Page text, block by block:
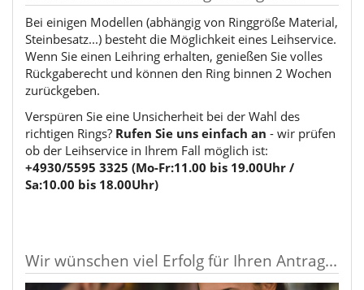
Bei einigen Modellen (abhängig von Ringgröße Material,
Steinbesatz...) besteht die Möglichkeit eines Leihservice.
Wenn Sie einen Leihring erhalten, genießen Sie volles
Rückgaberecht und können den Ring binnen 2 Wochen
zurückgeben.
Verspüren Sie eine Unsicherheit bei der Wahl des
richtigen Rings? Rufen Sie uns einfach an - wir prüfen
ob der Leihservice in Ihrem Fall möglich ist:
+4930/5595 3325 (Mo-Fr:11.00 bis 19.00Uhr /
Sa:10.00 bis 18.00Uhr)
Wir wünschen viel Erfolg für Ihren Antrag...